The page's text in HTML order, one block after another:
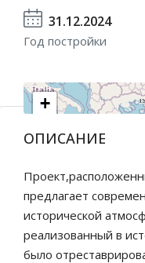
31.12.2024
Год постройки
+
ОПИСАНИЕ
предлагает
исторической
реализованный в
было